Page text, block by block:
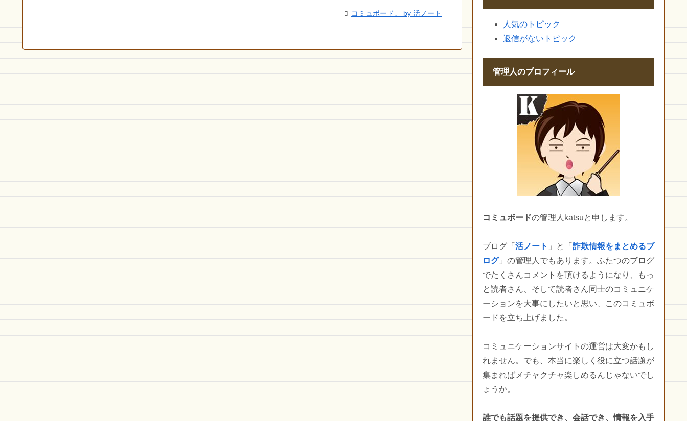
コミュボード。 by 活ノート
人気のトピック
返信がないトピック
管理人のプロフィール
コミュボードの管理人katsuと申します。
ブログ「 活ノート 」と「 詐欺情報をまとめるブ
ログ」の管理人でもあります。ふたつのブログ
でたくさんコメントを頂けるようになり、もっ
と読者さん、そして読者さん同士のコミュニケ
ーションを大事にしたいと思い、このコミュボ
ードを立ち上げました。
コミュニケーションサイトの運営は大変かもし
れません。でも、本当に楽しく役に立つ話題が
集まればメチャクチャ楽しめるんじゃないでし
ょうか。
誰でも話題を提供でき、会話でき、情報を入手